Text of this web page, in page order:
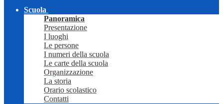
Scuola
Panoramica
Presentazione
I luoghi
Le persone
I numeri della scuola
Le carte della scuola
Organizzazione
La storia
Orario scolastico
Contatti